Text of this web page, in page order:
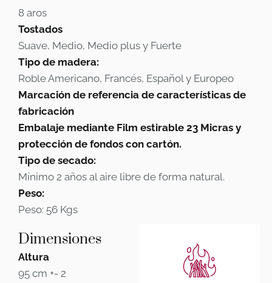
8 aros
Tostados
Suave, Medio, Medio plus y Fuerte
Tipo de madera:
Roble Americano, Francés, Español y Europeo
Marcación de referencia de características de
fabricación
Embalaje mediante Film estirable 23 Micras y
protección de fondos con cartón.
Tipo de secado:
Mínimo 2 años al aire libre de forma natural.
Peso:
Peso: 56 Kgs
Dimensiones
Altura
95 cm +- 2